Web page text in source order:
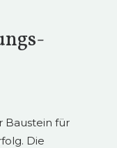
Baustein für
Die